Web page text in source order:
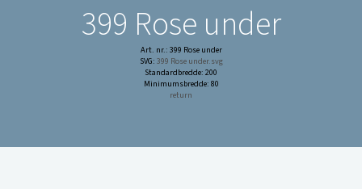
399 Rose under
Art. nr.: 399 Rose under
SVG: 399 Rose under.svg
Standardbredde: 200
Minimumsbredde: 80
return